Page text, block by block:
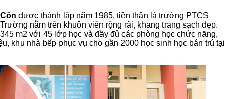
được thành lập năm 1985, tiền thân là trường PTCS
nằm trên khuôn viên rộng rãi, khang trang sạch đẹp.
m2 với 45 lớp học và đầy đủ các phòng học chức năng,
khu nhà bếp phục vụ cho gần 2000 học sinh học bán trú tại